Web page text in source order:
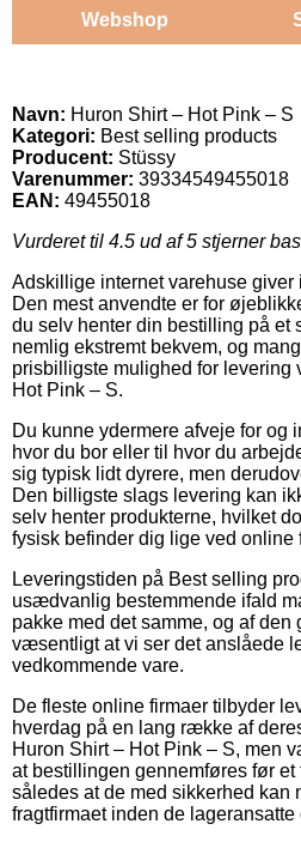
Webshop
Navn: Huron Shirt – Hot Pink – S
Kategori: Best selling products
Producent: Stüssy
Varenummer: 39334549455018
EAN: 49455018
Vurderet til 4.5 ud af 5 stjerner
Adskillige internet varehuse giver
Den mest anvendte er for
du selv henter din bestilling på et
nemlig ekstremt bekvem, og
prisbilligste mulighed for levering
Hot Pink – S.
Du kunne ydermere afveje for og
hvor du bor eller til hvor du
sig typisk lidt dyrere, men
Den billigste slags levering kan
selv henter produkterne, hvilket
fysisk befinder dig lige ved online
Leveringstiden på Best selling
usædvanlig bestemmende ifald
pakke med det samme, og af den
væsentligt at vi ser det anslåede
vedkommende vare.
De fleste online firmaer tilbyder
hverdag på en lang række af
Huron Shirt – Hot Pink – S, men
at bestillingen gennemføres før
således at de med sikkerhed kan
fragtfirmaet inden de lageransatte